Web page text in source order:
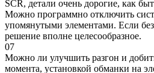
SCR, детали очень дорогие, как
Можно программно отключить
упомянутыми элементами. Если
решение вполне целесообразное.
07
Можно ли улучшить разгон и
момента, установкой обманки на